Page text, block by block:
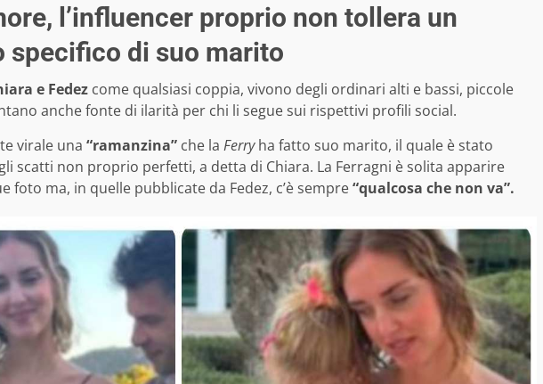
l’influencer proprio non tollera un
specifico di suo marito
e Fedez come qualsiasi coppia, vivono degli ordinari alti e bassi, piccole
anche fonte di ilarità per chi li segue sui rispettivi profili social.
virale una “ramanzina” che la Ferryha fatto suo marito, il quale è stato
scatti non proprio perfetti, a detta di Chiara. La Ferragni è solita apparire
foto ma, in quelle pubblicate da Fedez, c’è sempre“qualcosa che non va”.